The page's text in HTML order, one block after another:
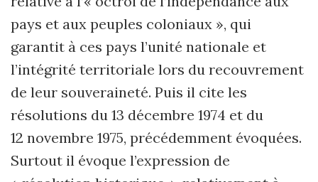
pays et aux peuples coloniaux », qui
garantit à ces pays l’unité nationale et
l’intégrité territoriale lors du recouvrement
de leur souveraineté. Puis il cite les
résolutions du 13 décembre 1974 et du
12 novembre 1975, précédemment évoquées.
Surtout il évoque l’expression de